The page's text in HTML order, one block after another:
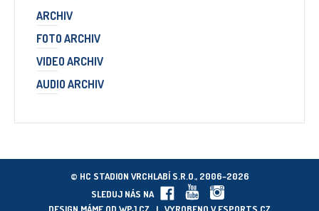
ARCHIV
FOTO ARCHIV
VIDEO ARCHIV
AUDIO ARCHIV
© HC STADION VRCHLABÍ S.R.O., 2006–2026
SLEDUJ NÁS NA